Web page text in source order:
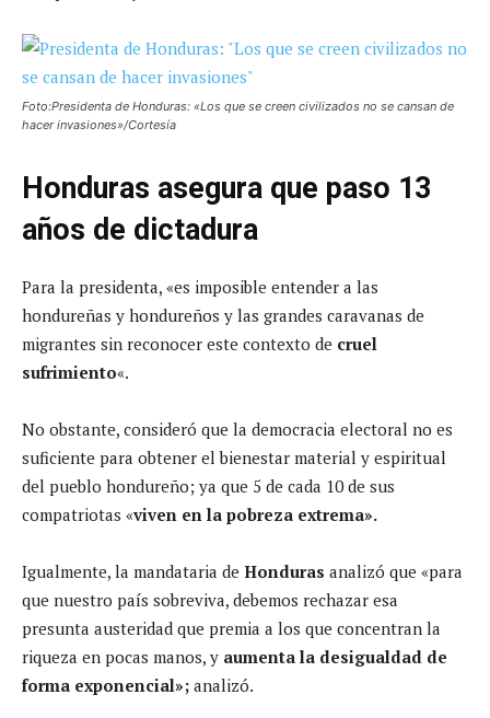
Foto:Presidenta de Honduras: «Los que se creen civilizados no se cansan de
hacer invasiones»/Cortesía
Honduras asegura que paso 13
años de dictadura
Para la presidenta, «es imposible entender a las
hondureñas y hondureños y las grandes caravanas de
migrantes sin reconocer este contexto de cruel
sufrimiento«.
No obstante, consideró que la democracia electoral no es
suficiente para obtener el bienestar material y espiritual
del pueblo hondureño; ya que 5 de cada 10 de sus
compatriotas «viven en la pobreza extrema».
Igualmente, la mandataria de Honduras analizó que «para
que nuestro país sobreviva, debemos rechazar esa
presunta austeridad que premia a los que concentran la
riqueza en pocas manos, y aumenta la desigualdad de
forma exponencial»; analizó.